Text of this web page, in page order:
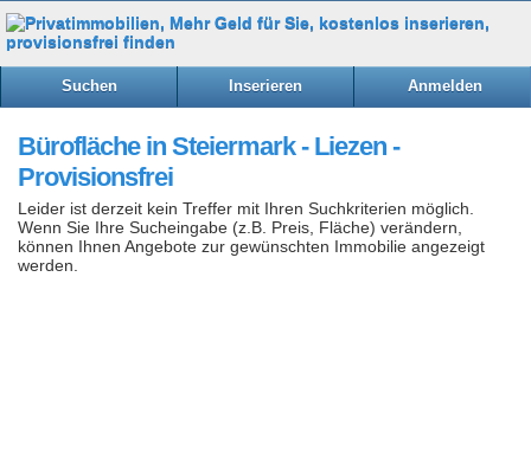
Suchen Inserieren Anmelden
Bürofläche in Steiermark - Liezen -
Provisionsfrei
Leider ist derzeit kein Treffer mit Ihren Suchkriterien möglich.
Wenn Sie Ihre Sucheingabe (z.B. Preis, Fläche) verändern,
können Ihnen Angebote zur gewünschten Immobilie angezeigt
werden.